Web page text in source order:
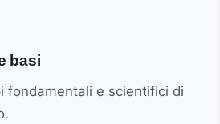
basi
fondamentali e scientifici di